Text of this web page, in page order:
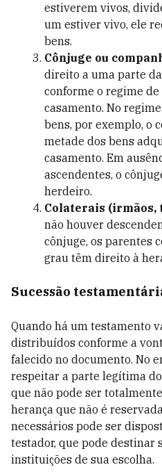
estiverem vivos,
um estiver vivo, ele
bens.
Cônjuge ou
direito a uma parte
conforme o regime
casamento. No
bens, por exemplo, o
metade dos bens
casamento. Em
ascendentes, o
herdeiro.
Colaterais (irmãos,
não houver
cônjuge, os parentes
grau têm direito à
Sucessão
Quando há um testamento
distribuídos conforme a
falecido no documento. No
respeitar a parte legítima
que não pode ser
herança que não é
necessários pode ser
testador, que pode destinar
instituições de sua escolha.